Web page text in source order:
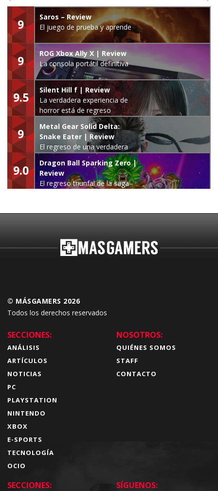
9
Saros – Review
El juego de prueba y aprende
9
ROG Xbox Ally X | Review
La consola portátil definitiva
9.5
Silent Hill f | Review
La verdadera experiencia de
horror está de regreso
9
Metal Gear Solid Delta:
Snake Eater | Review
El regreso de una verdadera
leyenda
9.0
Dragon Ball Sparking Zero |
Review
El regreso triunfal de la saga
© MÁSGAMERS 2026
Todos los derechos reservados
SECCIONES:
ANÁLISIS
ARTÍCULOS
NOTICIAS
PC
PLAYSTATION
NINTENDO
XBOX
E-SPORTS
TECNOLOGÍA
OCIO
NOSOTROS:
QUIÉNES SOMOS
STAFF
CONTACTO
SECCIONES: SÍGUENOS: